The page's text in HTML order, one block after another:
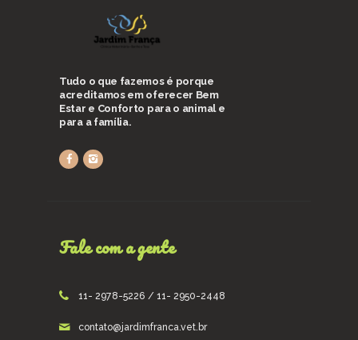
Tudo o que fazemos é porque
acreditamos em oferecer Bem
Estar e Conforto para o animal e
para a família.
Fale com a gente
11- 2978-5226 / 11- 2950-2448
contato@jardimfranca.vet.br